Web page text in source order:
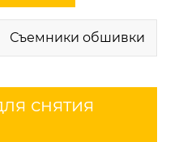
Съемники обшивки
снятия